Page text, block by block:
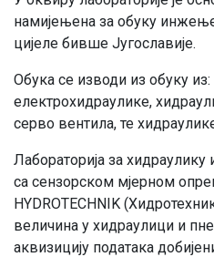
намијењена за обуку
цијеле бивше Југославије.
Обука се изводи из обуку
електрохидраулике,
серво вентила, те
Лабораторија за
са сензорском мјерном
HYDROTECHNIK
величина у хидраулици и
аквизицију података